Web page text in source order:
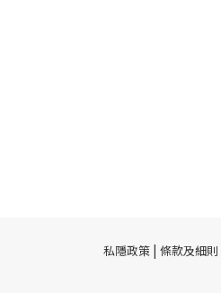
私隱政策 | 條款及細則